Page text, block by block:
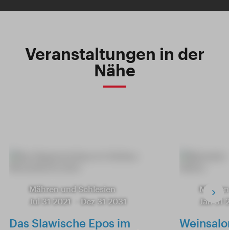
Veranstaltungen in der
Nähe
Mähren und Schlesien
Jul 31 2021
Dez 31 2031
Das Slawische Epos im
Jan 31